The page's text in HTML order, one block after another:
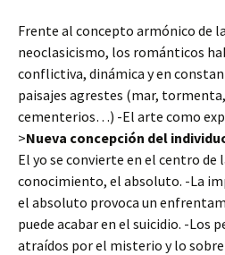
Frente al concepto armónico de
neoclasicismo, los románticos
conflictiva, dinámica y en
paisajes agrestes (mar,
cementerios…) -El arte como
>Nueva concepción del
El yo se convierte en el centro de
conocimiento, el absoluto. -La
el absoluto provoca un
puede acabar en el suicidio. -Los
atraídos por el misterio y lo